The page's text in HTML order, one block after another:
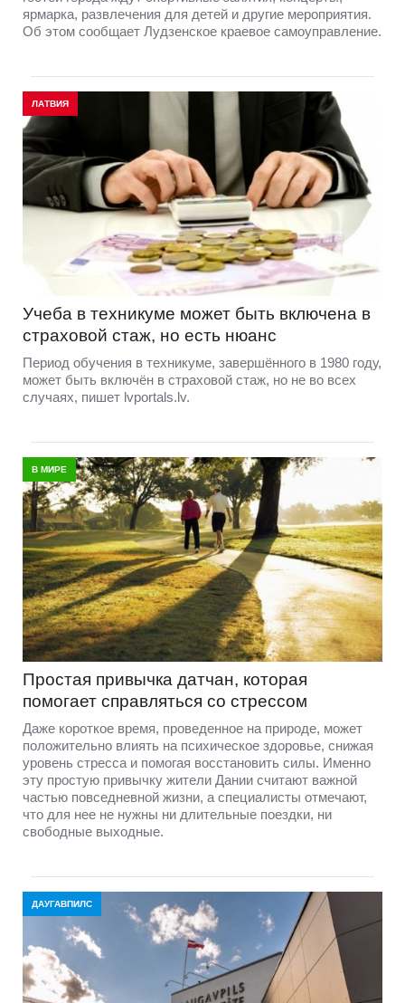
ярмарка, развлечения для детей и другие мероприятия.
Об этом сообщает Лудзенское краевое самоуправление.
ЛАТВИЯ
Учеба в техникуме может быть включена в
страховой стаж, но есть нюанс
Период обучения в техникуме, завершённого в 1980 году,
может быть включён в страховой стаж, но не во всех
случаях, пишет lvportals.lv.
В МИРЕ
Простая привычка датчан, которая
помогает справляться со стрессом
Даже короткое время, проведенное на природе, может
положительно влиять на психическое здоровье, снижая
уровень стресса и помогая восстановить силы. Именно
эту простую привычку жители Дании считают важной
частью повседневной жизни, а специалисты отмечают,
что для нее не нужны ни длительные поездки, ни
свободные выходные.
ДАУГАВПИЛС